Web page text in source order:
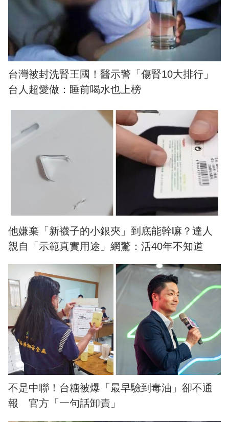
台灣被封洗腎王國！醫示警「傷腎10大排行」
台人超愛做：睡前喝水也上榜
他嫌棄「新襪子的小銀夾」到底能幹嘛？達人
親自「示範真實用途」網驚：活40年不知道
不是中聯！台糖被爆「最早驗到毒油」卻不通
報 官方「一句話卸責」